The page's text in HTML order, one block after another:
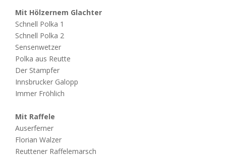
Mit Hölzernem Glachter
Schnell Polka 1
Schnell Polka 2
Sensenwetzer
Polka aus Reutte
Der Stampfer
Innsbrucker Galopp
Immer Fröhlich
Mit Raffele
Auserferner
Florian Walzer
Reuttener Raffelemarsch